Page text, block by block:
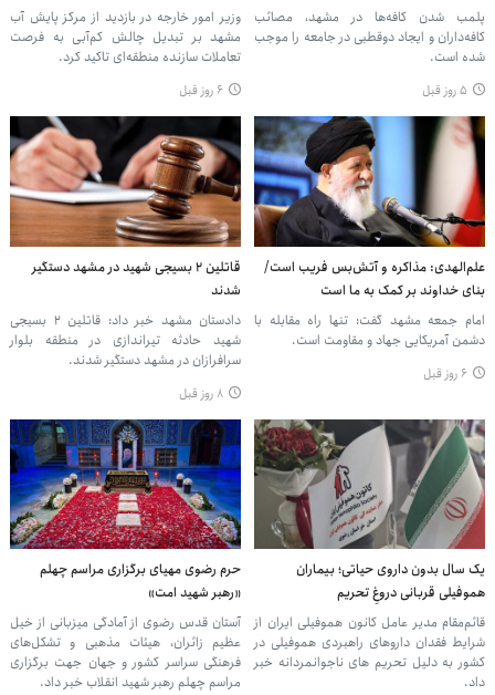
پلمب شدن کافه‌ها در مشهد، مصائب
کافه‌داران و ایجاد دوقطبی در جامعه را موجب
شده است.
۵ روز قبل
وزیر امور خارجه در بازدید از مرکز پایش آب
مشهد بر تبدیل چالش کم‌آبی به فرصت
تعاملات سازنده منطقه‌ای تاکید کرد.
۶ روز قبل
علم‌الهدی: مذاکره و آتش‌بس فریب است/
بنای خداوند بر کمک به ما است
امام جمعه مشهد گفت: تنها راه مقابله با
دشمن آمریکایی جهاد و مقاومت است.
۶ روز قبل
قاتلین ۲ بسیجی شهید در مشهد دستگیر
شدند
دادستان مشهد خبر داد: قاتلین ۲ بسیجی
شهید حادثه تیراندازی در منطقه بلوار
سرافرازان در مشهد دستگیر شدند.
۸ روز قبل
یک سال بدون داروی حیاتی؛ بیماران
هموفیلی قربانی دروغِ تحریم
قائم‌مقام مدیر عامل کانون هموفیلی ایران از
شرایط فقدان داروهای راهبردی هموفیلی در
کشور به دلیل تحریم های ناجوانمردانه خبر
داد.
حرم رضوی مهیای برگزاری مراسم چهلم
«رهبر شهید امت»
آستان قدس رضوی از آمادگی میزبانی از خیل
عظیم زائران، هیئات مذهبی و تشکل‌های
فرهنگی سراسر کشور و جهان جهت برگزاری
مراسم چهلم رهبر شهید انقلاب خبر داد.